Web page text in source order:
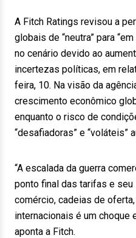
A Fitch Ratings revisou a
globais de “neutra” para
no cenário devido ao
incertezas políticas, em
feira, 10. Na visão da
crescimento econômico
enquanto o risco de
“desafiadoras” e “voláteis”
“A escalada da guerra
ponto final das tarifas e
comércio, cadeias de
internacionais é um choque
aponta a Fitch.